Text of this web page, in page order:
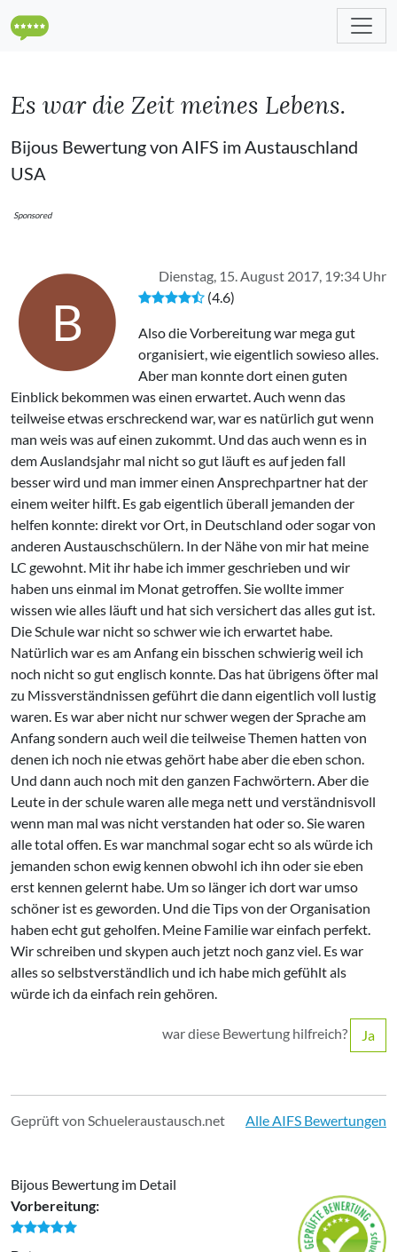
Es war die Zeit meines Lebens.
Bijous Bewertung von AIFS im Austauschland
USA
Sponsored
B
Dienstag, 15. August 2017, 19:34 Uhr
(4.6)
Also die Vorbereitung war mega gut
organisiert, wie eigentlich sowieso alles.
Aber man konnte dort einen guten
Einblick bekommen was einen erwartet. Auch wenn das
teilweise etwas erschreckend war, war es natürlich gut wenn
man weis was auf einen zukommt. Und das auch wenn es in
dem Auslandsjahr mal nicht so gut läuft es auf jeden fall
besser wird und man immer einen Ansprechpartner hat der
einem weiter hilft. Es gab eigentlich überall jemanden der
helfen konnte: direkt vor Ort, in Deutschland oder sogar von
anderen Austauschschülern. In der Nähe von mir hat meine
LC gewohnt. Mit ihr habe ich immer geschrieben und wir
haben uns einmal im Monat getroffen. Sie wollte immer
wissen wie alles läuft und hat sich versichert das alles gut ist.
Die Schule war nicht so schwer wie ich erwartet habe.
Natürlich war es am Anfang ein bisschen schwierig weil ich
noch nicht so gut englisch konnte. Das hat übrigens öfter mal
zu Missverständnissen geführt die dann eigentlich voll lustig
waren. Es war aber nicht nur schwer wegen der Sprache am
Anfang sondern auch weil die teilweise Themen hatten von
denen ich noch nie etwas gehört habe aber die eben schon.
Und dann auch noch mit den ganzen Fachwörtern. Aber die
Leute in der schule waren alle mega nett und verständnisvoll
wenn man mal was nicht verstanden hat oder so. Sie waren
alle total offen. Es war manchmal sogar echt so als würde ich
jemanden schon ewig kennen obwohl ich ihn oder sie eben
erst kennen gelernt habe. Um so länger ich dort war umso
schöner ist es geworden. Und die Tips von der Organisation
haben echt gut geholfen. Meine Familie war einfach perfekt.
Wir schreiben und skypen auch jetzt noch ganz viel. Es war
alles so selbstverständlich und ich habe mich gefühlt als
würde ich da einfach rein gehören.
war diese Bewertung hilfreich? Ja
Geprüft von Schueleraustausch.net Alle AIFS Bewertungen
Bijous Bewertung im Detail
Vorbereitung: